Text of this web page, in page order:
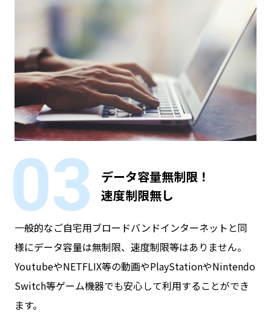
03
データ容量無制限！
速度制限無し
一般的なご自宅用ブロードバンドインターネットと同
様にデータ容量は無制限、速度制限等はありません。
YoutubeやNETFLIX等の動画やPlayStationやNintendo
Switch等ゲーム機器でも安心して利用することができ
ます。